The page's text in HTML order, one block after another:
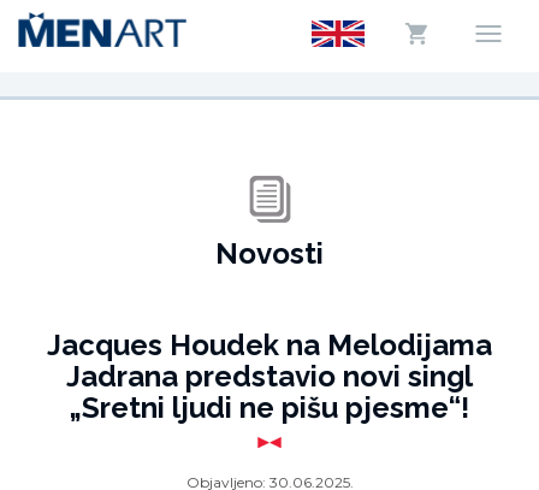
Novosti
Jacques Houdek na Melodijama
Jadrana predstavio novi singl
„Sretni ljudi ne pišu pjesme“!
Objavljeno: 30.06.2025.